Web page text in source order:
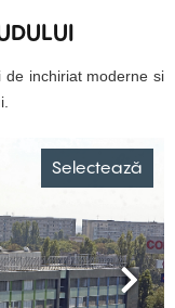
inchiriat moderne si
Selectează
Next